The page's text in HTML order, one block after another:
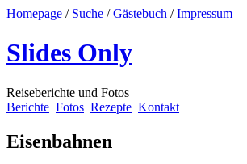
Homepage / Suche /Gästebuch /Impressum
Slides Only
Reiseberichte und Fotos
Berichte Fotos Rezepte Kontakt
Eisenbahnen